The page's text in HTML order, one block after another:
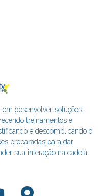
desenvolver soluções
treinamentos e
e descomplicando o
preparadas para dar
sua interação na cadeia